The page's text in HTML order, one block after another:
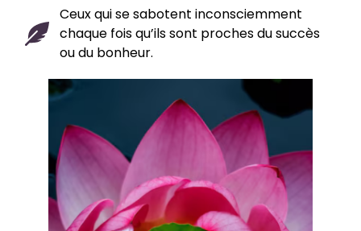
Ceux qui se sabotent inconsciemment
chaque fois qu’ils sont proches du succès
ou du bonheur.